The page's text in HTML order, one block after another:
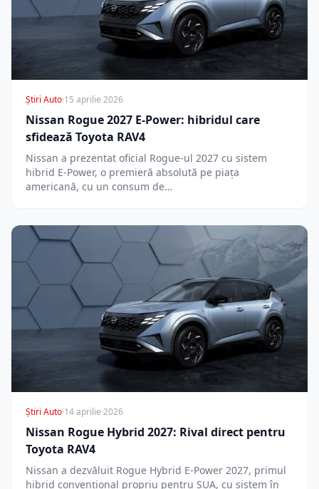
Știri Auto·15 aprilie 2026
Nissan Rogue 2027 E-Power: hibridul care
sfidează Toyota RAV4
Nissan a prezentat oficial Rogue-ul 2027 cu sistem
hibrid E-Power, o premieră absolută pe piața
americană, cu un consum de…
Știri Auto·14 aprilie 2026
Nissan Rogue Hybrid 2027: Rival direct pentru
Toyota RAV4
Nissan a dezvăluit Rogue Hybrid E-Power 2027, primul
hibrid convențional propriu pentru SUA, cu sistem în